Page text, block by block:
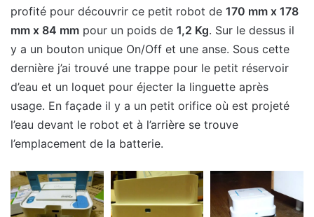
profité pour découvrir ce petit robot de 170 mm x 178
mm x 84 mm pour un poids de 1,2 Kg. Sur le dessus il
y a un bouton unique On/Off et une anse. Sous cette
dernière j’ai trouvé une trappe pour le petit réservoir
d’eau et un loquet pour éjecter la linguette après
usage. En façade il y a un petit orifice où est projeté
l’eau devant le robot et à l’arrière se trouve
l’emplacement de la batterie.